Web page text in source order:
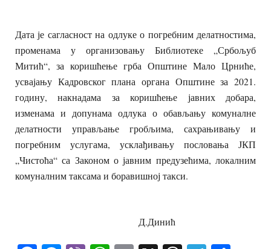
Дата је сагласност на одлуке о погребним делатностима,
променама у организовању Библиотеке „Србољуб
Митић“, за коришћење грба Општине Мало Црниће,
усвајању Кадровског плана органа Општине за 2021.
годину, накнадама за коришћење јавних добара,
изменама и допунама одлука о обављању комуналне
делатности управљање гробљима, сахрањивању и
погребним услугама, усклађивању пословања ЈКП
„Чистоћа“ са Законом о јавним предузећима, локалним
комуналним таксама и боравишној такси.
Д.Динић